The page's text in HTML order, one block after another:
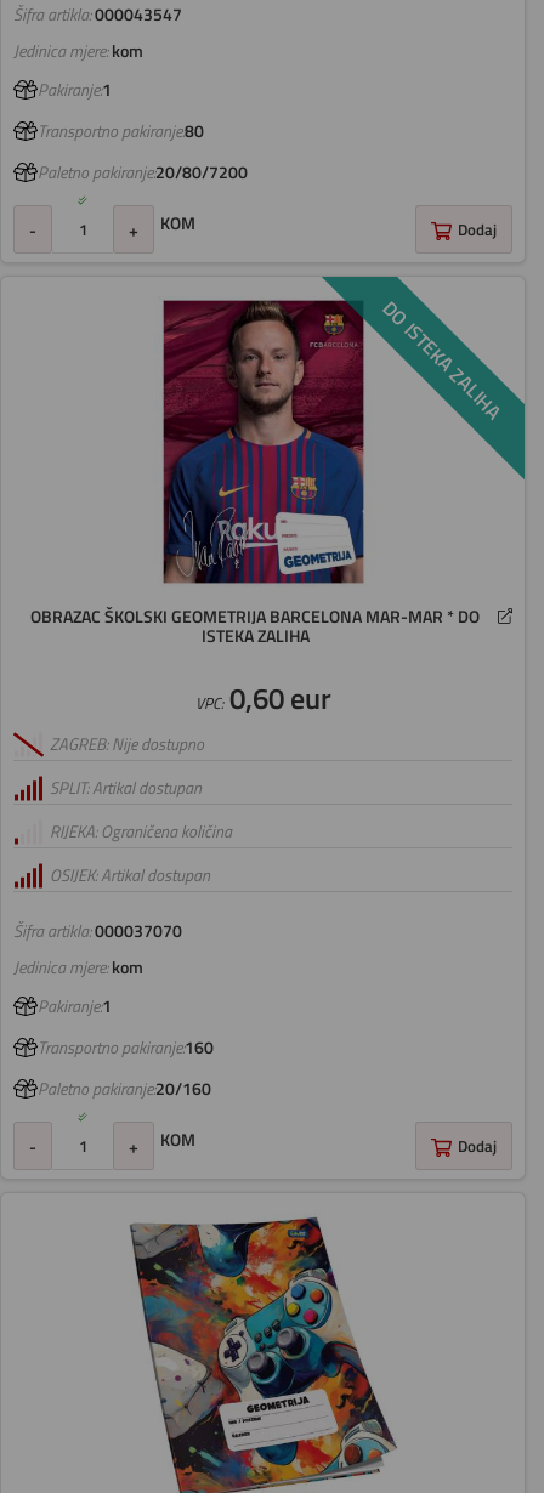
Šifra artikla:000043547
Jedinica mjere:kom
Pakiranje:1
Transportno pakiranje:80
Paletno pakiranje:20/80/7200
- + KOM Dodaj
DO ISTEKA ZALIHA
OBRAZAC ŠKOLSKI GEOMETRIJA BARCELONA MAR-MAR * DO
ISTEKA ZALIHA
Šifra artikla:000037070
VPC:0,60 eur
ZAGREB: Nije dostupno
SPLIT: Artikal dostupan
RIJEKA: Ograničena količina
OSIJEK: Artikal dostupan
Jedinica mjere:kom
Pakiranje:1
Transportno pakiranje:160
Paletno pakiranje:20/160
- + KOM Dodaj